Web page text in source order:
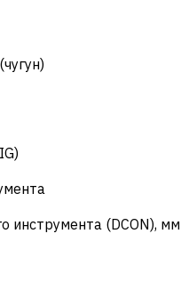
инструмента (DCON), мм